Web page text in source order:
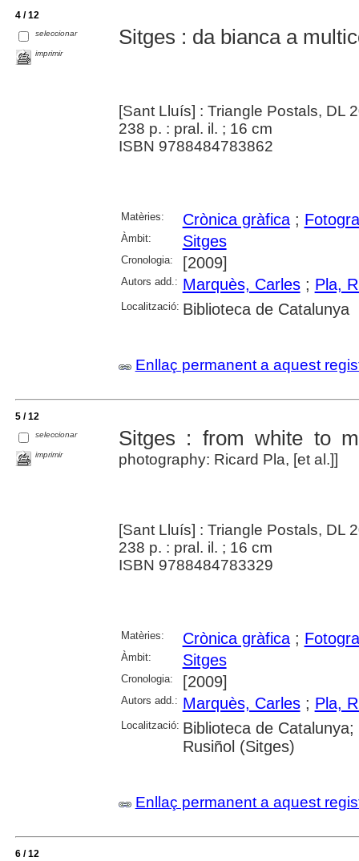
4 / 12
seleccionar
imprimir
Sitges : da bianca a
[Sant Lluís] : Triangle Postals, DL
238 p. : pral. il. ; 16 cm
ISBN 9788484783862
Matèries: Crònica gràfica;
Àmbit: Sitges
Cronologia: [2009]
Autors add.: Marquès, Carles; Pla,
Localització: Biblioteca de Catalunya
Enllaç permanent a aquest
5 / 12
seleccionar
imprimir
Sitges : from white to
photography: Ricard Pla, [et al.]]
[Sant Lluís] : Triangle Postals, DL
238 p. : pral. il. ; 16 cm
ISBN 9788484783329
Matèries: Crònica gràfica;
Àmbit: Sitges
Cronologia: [2009]
Autors add.: Marquès, Carles; Pla,
Localització: Biblioteca de
Rusiñol (Sitges)
Enllaç permanent a aquest
6 / 12